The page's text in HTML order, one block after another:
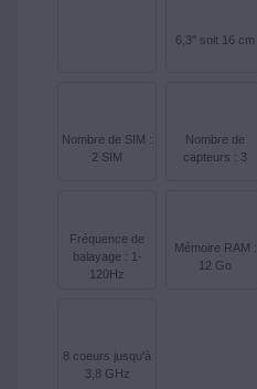
6,3" soit 16 cm
Nombre de SIM :
2 SIM
Nombre de
capteurs : 3
Fréquence de
balayage : 1-
120Hz
Mémoire RAM :
12 Go
8 coeurs jusqu'à
3,8 GHz